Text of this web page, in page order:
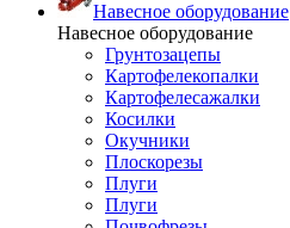
Навесное оборудование
Навесное оборудование
Грунтозацепы
Картофелекопалки
Картофелесажалки
Косилки
Окучники
Плоскорезы
Плуги
Плуги